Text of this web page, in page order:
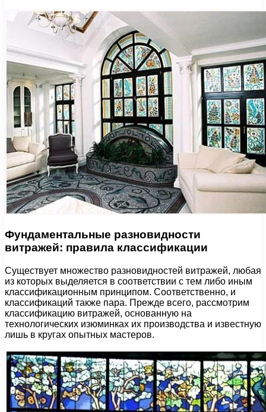
Фундаментальные разновидности
витражей: правила классификации
Существует множество разновидностей витражей, любая
из которых выделяется в соответствии с тем либо иным
классификационным принципом. Соответственно, и
классификаций также пара. Прежде всего, рассмотрим
классификацию витражей, основанную на
технологических изюминках их производства и известную
лишь в кругах опытных мастеров.